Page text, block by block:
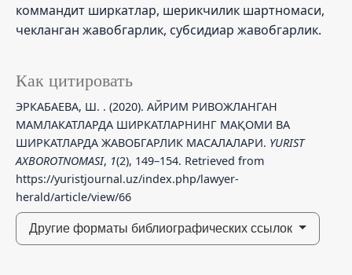
коммандит ширкатлар, шерикчилик шартномаси,
чекланган жавобгарлик, субсидиар жавобгарлик.
Как цитировать
ЭРКАБАЕВА, Ш. . (2020). АЙРИМ РИВОЖЛАНГАН
МАМЛАКАТЛАРДА ШИРКАТЛАРНИНГ МАҚОМИ ВА
ШИРКАТЛАРДА ЖАВОБГАРЛИК МАСАЛАЛАРИ. YURIST
AXBOROTNOMASI, 1(2), 149–154. Retrieved from
https://yuristjournal.uz/index.php/lawyer-
herald/article/view/66
Другие форматы библиографических ссылок